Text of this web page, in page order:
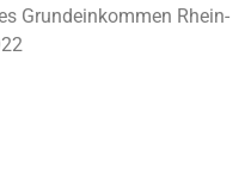
Grundeinkommen Rhein-